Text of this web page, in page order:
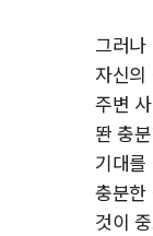
그러
자신
주변
똰 충
기대
충분한
것이